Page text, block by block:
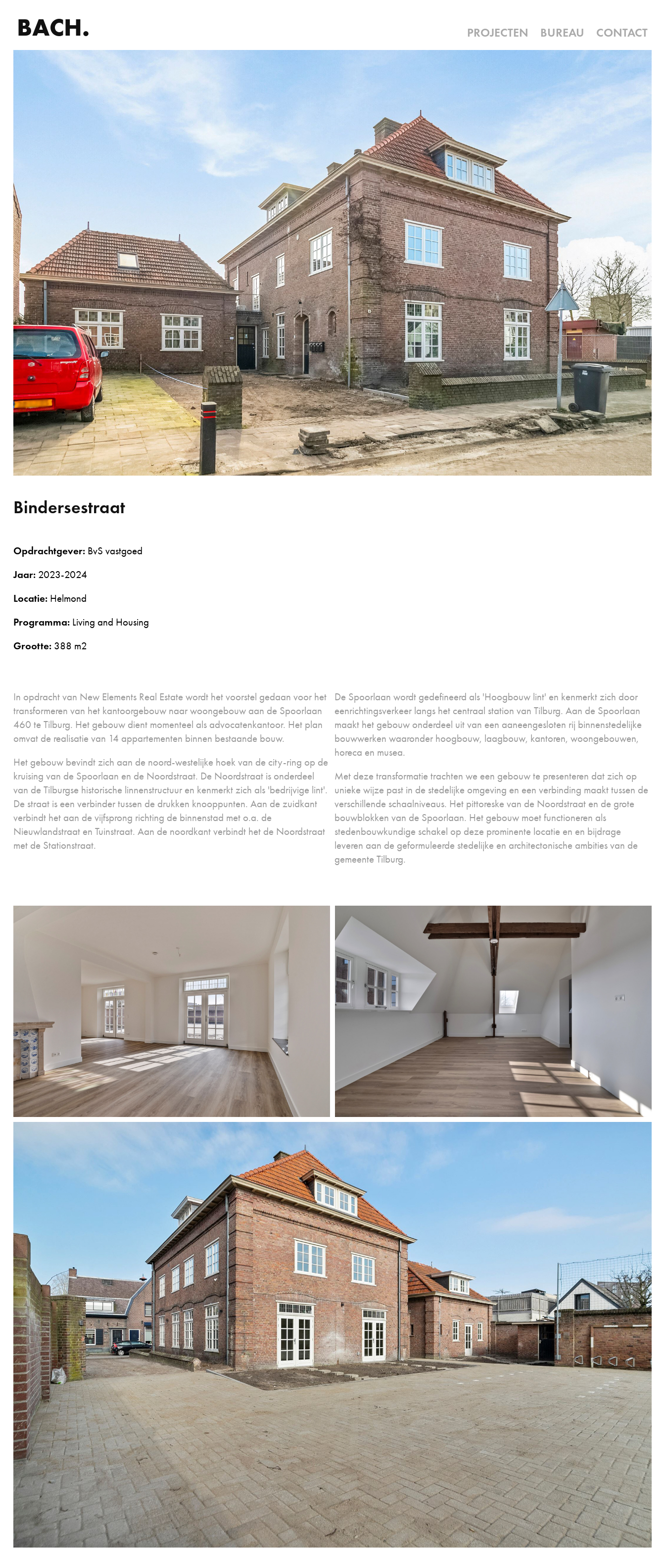
BACH. PROJECTEN BUREAU CONTACT
Bindersestraat
Opdrachtgever:BvS vastgoed
Jaar:2023-2024
Locatie:Helmond
Programma:Living and Housing
Grootte:388 m2
In opdracht van New Elements Real Estate wordt het voorstel gedaan voor het
transformeren van het kantoorgebouw naar woongebouw aan de Spoorlaan
460 te Tilburg. Het gebouw dient momenteel als advocatenkantoor. Het plan
omvat de realisatie van 14 appartementen binnen bestaande bouw.
Het gebouw bevindt zich aan de noord-westelijke hoek van de city-ring op de
kruising van de Spoorlaan en de Noordstraat. De Noordstraat is onderdeel
van de Tilburgse historische linnenstructuur en kenmerkt zich als 'bedrijvige lint'.
De straat is een verbinder tussen de drukken knooppunten. Aan de zuidkant
verbindt het aan de vijfsprong richting de binnenstad met o.a. de
Nieuwlandstraat en Tuinstraat. Aan de noordkant verbindt het de Noordstraat
met de Stationstraat.
De Spoorlaan wordt gedefineerd als 'Hoogbouw lint' en kenmerkt zich door
eenrichtingsverkeer langs het centraal station van Tilburg. Aan de Spoorlaan
maakt het gebouw onderdeel uit van een aaneengesloten rij binnenstedelijke
bouwwerken waaronder hoogbouw, laagbouw, kantoren, woongebouwen,
horeca en musea.
Met deze transformatie trachten we een gebouw te presenteren dat zich op
unieke wijze past in de stedelijke omgeving en een verbinding maakt tussen de
verschillende schaalniveaus. Het pittoreske van de Noordstraat en de grote
bouwblokken van de Spoorlaan. Het gebouw moet functioneren als
stedenbouwkundige schakel op deze prominente locatie en en bijdrage
leveren aan de geformuleerde stedelijke en architectonische ambities van de
gemeente Tilburg.